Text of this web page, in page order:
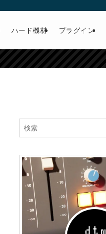
ハード機材 プラグイン